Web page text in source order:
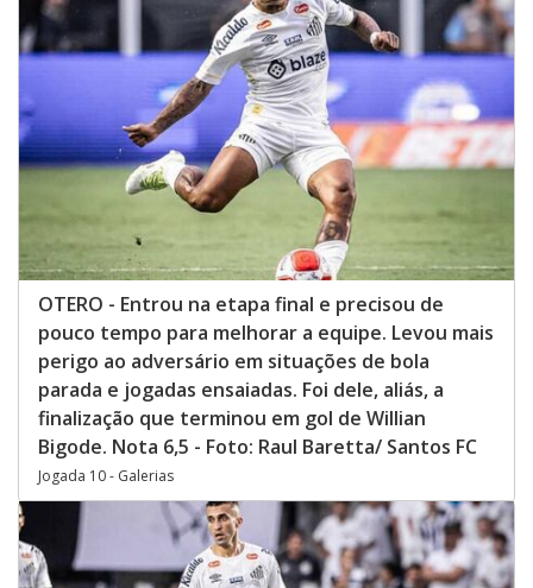
OTERO - Entrou na etapa final e precisou de
pouco tempo para melhorar a equipe. Levou mais
perigo ao adversário em situações de bola
parada e jogadas ensaiadas. Foi dele, aliás, a
finalização que terminou em gol de Willian
Bigode. Nota 6,5 - Foto: Raul Baretta/ Santos FC
Jogada 10 - Galerias